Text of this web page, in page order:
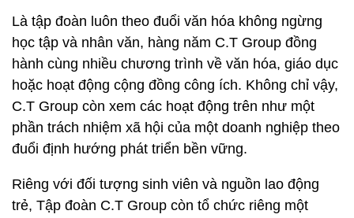
Là tập đoàn luôn theo đuổi văn hóa không ngừng
học tập và nhân văn, hàng năm C.T Group đồng
hành cùng nhiều chương trình về văn hóa, giáo dục
hoặc hoạt động cộng đồng công ích. Không chỉ vậy,
C.T Group còn xem các hoạt động trên như một
phần trách nhiệm xã hội của một doanh nghiệp theo
đuổi định hướng phát triển bền vững.
Riêng với đối tượng sinh viên và nguồn lao động
trẻ, Tập đoàn C.T Group còn tổ chức riêng một